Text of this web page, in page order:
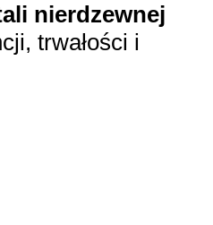
nierdzewnej
trwałości i